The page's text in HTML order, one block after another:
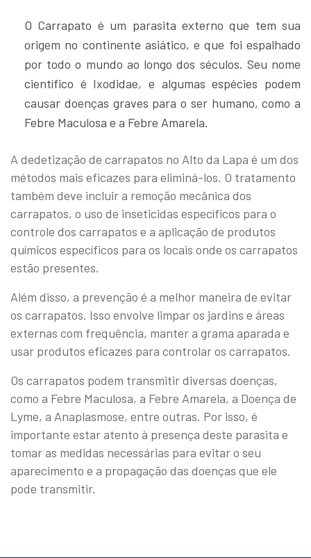
O Carrapato é um parasita externo que tem sua
origem no continente asiático, e que foi espalhado
por todo o mundo ao longo dos séculos. Seu nome
científico é Ixodidae, e algumas espécies podem
causar doenças graves para o ser humano, como a
Febre Maculosa e a Febre Amarela.
A dedetização de carrapatos no Alto da Lapa é um dos
métodos mais eficazes para eliminá-los. O tratamento
também deve incluir a remoção mecânica dos
carrapatos, o uso de inseticidas específicos para o
controle dos carrapatos e a aplicação de produtos
químicos específicos para os locais onde os carrapatos
estão presentes.
Além disso, a prevenção é a melhor maneira de evitar
os carrapatos. Isso envolve limpar os jardins e áreas
externas com frequência, manter a grama aparada e
usar produtos eficazes para controlar os carrapatos.
Os carrapatos podem transmitir diversas doenças,
como a Febre Maculosa, a Febre Amarela, a Doença de
Lyme, a Anaplasmose, entre outras. Por isso, é
importante estar atento à presença deste parasita e
tomar as medidas necessárias para evitar o seu
aparecimento e a propagação das doenças que ele
pode transmitir.